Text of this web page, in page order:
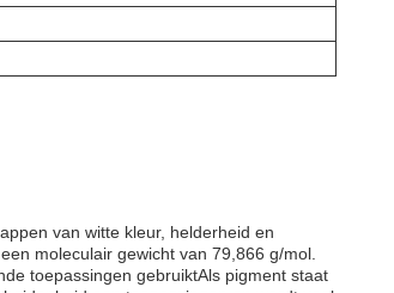
van witte kleur, helderheid en
moleculair gewicht van 79,866 g/mol.
toepassingen gebruiktAls pigment staat